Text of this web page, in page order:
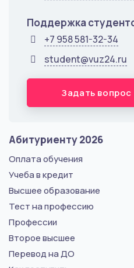
Поддержка
+7 958 581-32-34
student@vuz24.ru
Задать
Абитуриенту 2026
Оплата обучения
Учеба в кредит
Высшее образование
Тест на профессию
Профессии
Второе высшее
Перевод на ДО